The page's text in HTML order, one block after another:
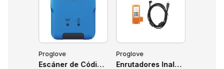
H033-B
Proglove
Escáner de Código de Barras Portátil ProGlove LEO
Proglove
Enrutadores Inalámbricos